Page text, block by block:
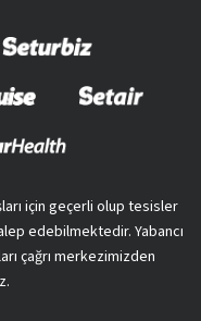
için geçerli olup tesisler
edebilmektedir. Yabancı
çağrı merkezimizden